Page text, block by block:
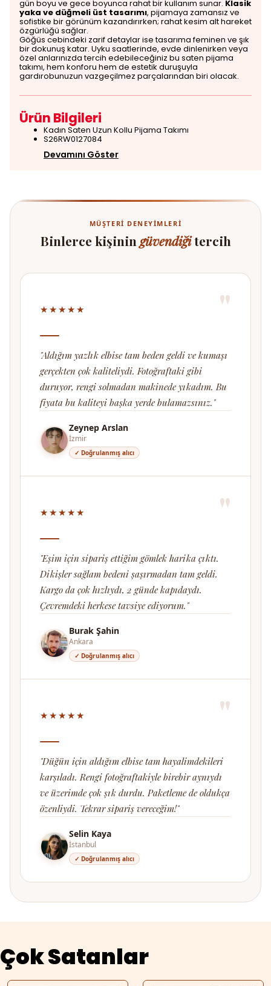
gün boyu ve gece boyunca rahat bir kullanım sunar. Klasik
yaka ve düğmeli üst tasarımı, pijamaya zamansız ve
sofistike bir görünüm kazandırırken; rahat kesim alt hareket
özgürlüğü sağlar.
Göğüs cebindeki zarif detaylar ise tasarıma feminen ve şık
bir dokunuş katar. Uyku saatlerinde, evde dinlenirken veya
özel anlarınızda tercih edebileceğiniz bu saten pijama
takımı, hem konforu hem de estetik duruşuyla
gardırobunuzun vazgeçilmez parçalarından biri olacak.
Ürün Bilgileri
Kadın Saten Uzun Kollu Pijama Takımı
S26RW0127084
Devamını Göster
MÜŞTERI DENEYIMLERI
Binlerce kişinin güvendiğitercih
★★★★★ "
"Aldığım yazlık elbise tam beden geldi ve kumaşı
gerçekten çok kaliteliydi. Fotoğraftaki gibi
duruyor, rengi solmadan makinede yıkadım. Bu
fiyata bu kaliteyi başka yerde bulamazsınız."
Zeynep Arslan
İzmir
✓ Doğrulanmış alıcı
★★★★★ "
"Eşim için sipariş ettiğim gömlek harika çıktı.
Dikişler sağlam bedeni şaşırmadan tam geldi.
Kargo da çok hızlıydı, 2 günde kapıdaydı.
Çevremdeki herkese tavsiye ediyorum."
Burak Şahin
Ankara
✓ Doğrulanmış alıcı
★★★★★ "
"Düğün için aldığım elbise tam hayalimdekileri
karşıladı. Rengi fotoğraftakiyle birebir aynıydı
ve üzerimde çok şık durdu. Paketleme de oldukça
özenliydi. Tekrar sipariş vereceğim!"
Selin Kaya
İstanbul
✓ Doğrulanmış alıcı
Çok Satanlar